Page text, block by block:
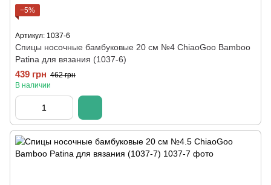
−5%
Артикул: 1037-6
Спицы носочные бамбуковые 20 см №4 ChiaoGoo Bamboo
Patina для вязания (1037-6)
439 грн 462 грн
В наличии